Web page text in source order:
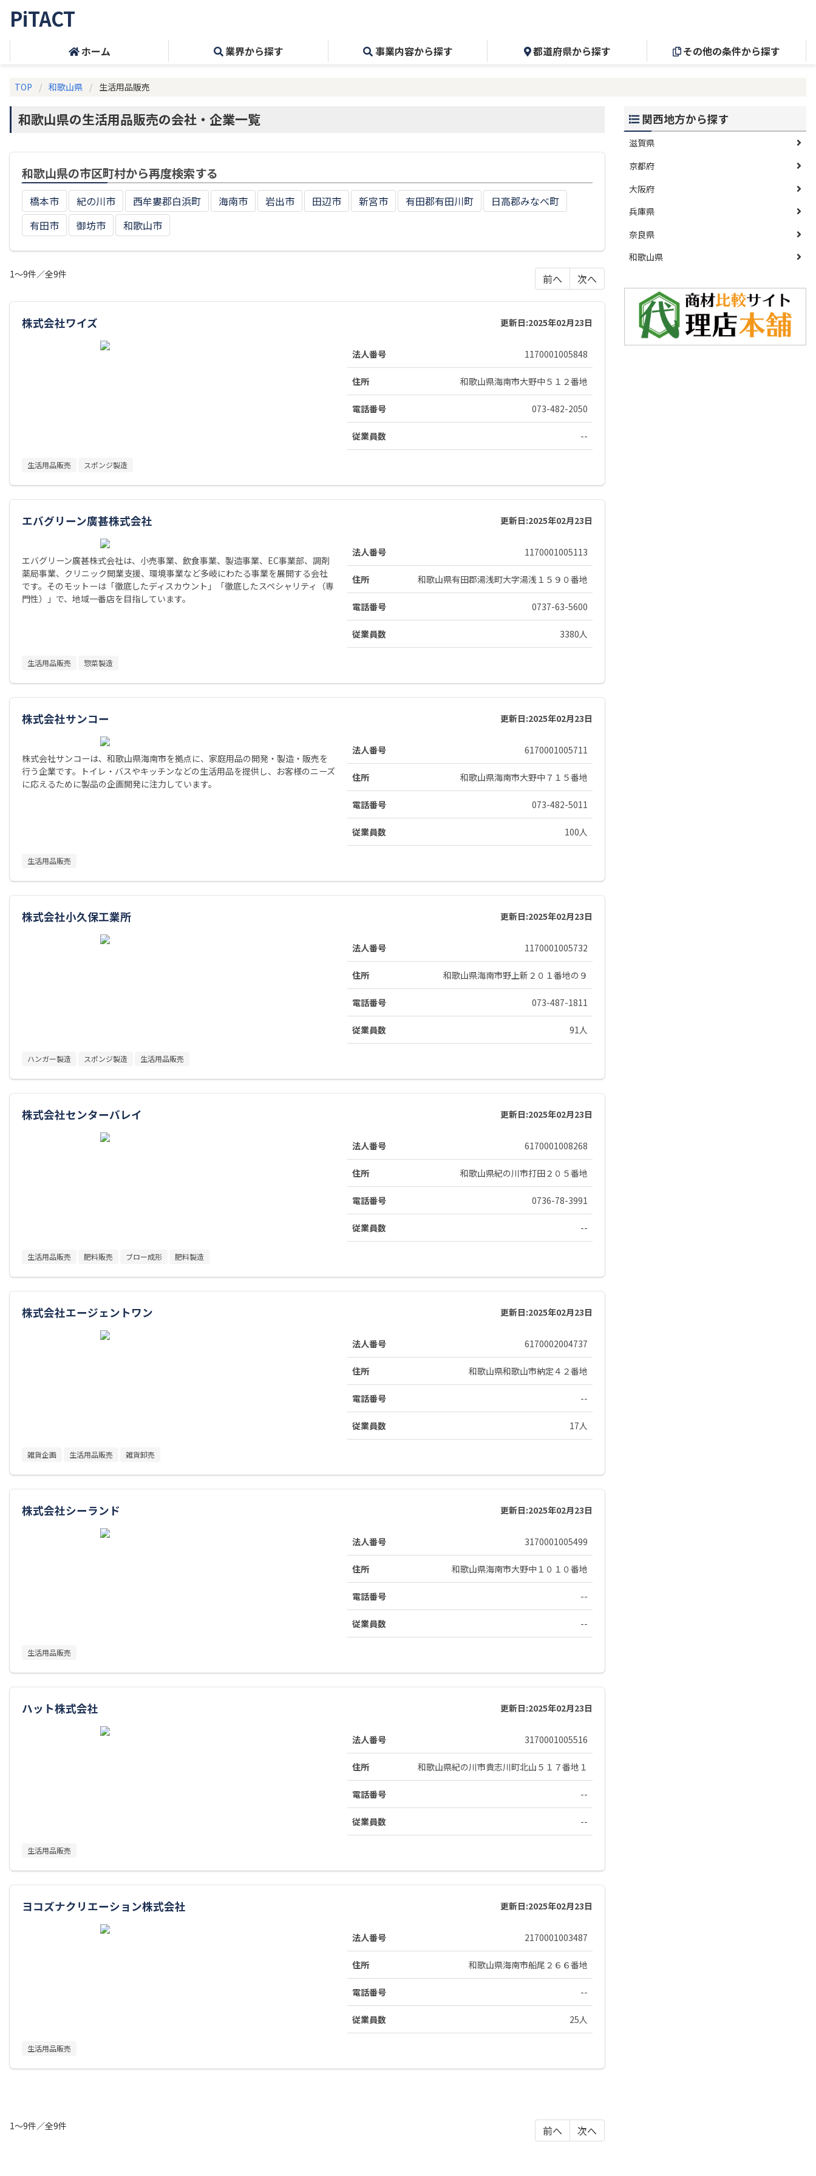
PiTACT
ホーム 業界から探す 事業内容から探す 都道府県から探す その他の条件から探す
TOP 和歌山県 生活用品販売
和歌山県の生活用品販売の会社・企業一覧
和歌山県の市区町村から再度検索する
橋本市 紀の川市 西牟婁郡白浜町 海南市 岩出市 田辺市 新宮市 有田郡有田川町
日高郡みなべ町
有田市
御坊市 和歌山市
1～9件／全9件 前へ 次へ
株式会社ワイズ 更新日:2025年02月23日
法人番号 1170001005848
住所 和歌山県海南市大野中５１２番地
電話番号 073-482-2050
従業員数 --
生活用品販売 スポンジ製造
エバグリーン廣甚株式会社 更新日:2025年02月23日
エバグリーン廣甚株式会社は、小売事業、飲食事業、製造事業、EC事業部、調剤
薬局事業、クリニック開業支援、環境事業など多岐にわたる事業を展開する会社
です。そのモットーは「徹底したディスカウント」「徹底したスペシャリティ（専
門性）」で、地域一番店を目指しています。
法人番号 1170001005113
住所 和歌山県有田郡湯浅町大字湯浅１５９０番地
電話番号 0737-63-5600
従業員数 3380人
生活用品販売 惣菜製造
株式会社サンコー 更新日:2025年02月23日
株式会社サンコーは、和歌山県海南市を拠点に、家庭用品の開発・製造・販売を
行う企業です。トイレ・バスやキッチンなどの生活用品を提供し、お客様のニーズ
に応えるために製品の企画開発に注力しています。
法人番号 6170001005711
住所 和歌山県海南市大野中７１５番地
電話番号 073-482-5011
従業員数 100人
生活用品販売
株式会社小久保工業所 更新日:2025年02月23日
法人番号 1170001005732
住所 和歌山県海南市野上新２０１番地の９
電話番号 073-487-1811
従業員数 91人
ハンガー製造 スポンジ製造 生活用品販売
株式会社センターバレイ 更新日:2025年02月23日
法人番号 6170001008268
住所 和歌山県紀の川市打田２０５番地
電話番号 0736-78-3991
従業員数 --
生活用品販売 肥料販売 ブロー成形 肥料製造
株式会社エージェントワン 更新日:2025年02月23日
法人番号 6170002004737
住所 和歌山県和歌山市納定４２番地
電話番号 --
従業員数 17人
雑貨企画 生活用品販売 雑貨卸売
株式会社シーランド 更新日:2025年02月23日
法人番号 3170001005499
住所 和歌山県海南市大野中１０１０番地
電話番号 --
従業員数 --
生活用品販売
ハット株式会社 更新日:2025年02月23日
法人番号 3170001005516
住所 和歌山県紀の川市貴志川町北山５１７番地１
電話番号 --
従業員数 --
生活用品販売
ヨコズナクリエーション株式会社 更新日:2025年02月23日
法人番号 2170001003487
住所 和歌山県海南市船尾２６６番地
電話番号 --
従業員数 25人
生活用品販売
1～9件／全9件 前へ 次へ
関西地方から探す
滋賀県
京都府
大阪府
兵庫県
奈良県
和歌山県